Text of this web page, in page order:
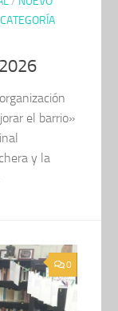
el barrio»
y la
0